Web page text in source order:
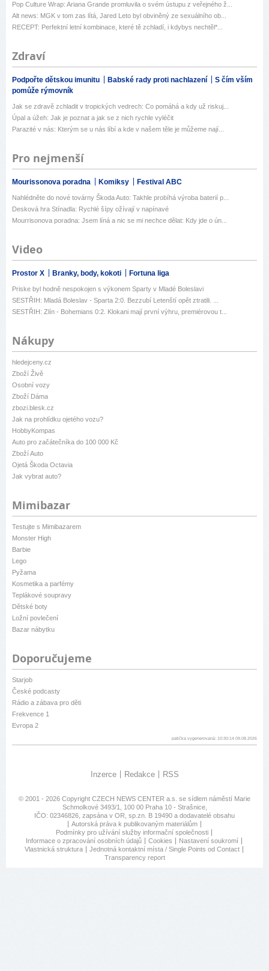
Pop Culture Wrap: Ariana Grande promluvila o svém ústupu z veřejného ž...
Alt news: MGK v tom zas lítá, Jared Leto byl obviněný ze sexuálního ob...
RECEPT: Perfektní letní kombinace, které tě zchladí, i kdybys nechtěl*...
Zdraví
Podpořte dětskou imunitu Babské rady proti nachlazení
S čím vším
pomůže rýmovník
Jak se zdravě zchladit v tropických vedrech: Co pomáhá a kdy už riskuj...
Úpal a úžeh: Jak je poznat a jak se z nich rychle vyléčit
Parazité v nás: Kterým se u nás líbí a kde v našem těle je můžeme nají...
Pro nejmenší
Mourissonova poradna Komiksy Festival ABC
Nahlédněte do nové továrny Škoda Auto: Takhle probíhá výroba baterií p...
Desková hra Stínadla: Rychlé šípy ožívají v napínavé
Mourrisonova poradna: Jsem líná a nic se mi nechce dělat: Kdy jde o ún...
Video
Prostor X Branky, body, kokoti Fortuna liga
Priske byl hodně nespokojen s výkonem Sparty v Mladé Boleslavi
SESTŘIH: Mladá Boleslav - Sparta 2:0. Bezzubí Letenští opět ztratili. ...
SESTŘIH: Zlín - Bohemians 0:2. Klokani mají první výhru, premiérovou t...
Nákupy
hledejceny.cz
Zboží Živě
Osobní vozy
Zboží Dáma
zbozi.blesk.cz
Jak na prohlídku ojetého vozu?
HobbyKompas
Auto pro začátečníka do 100 000 Kč
Zboží Auto
Ojetá Škoda Octavia
Jak vybrat auto?
Mimibazar
Testujte s Mimibazarem
Monster High
Barbie
Lego
Pyžama
Kosmetika a parfémy
Teplákové soupravy
Dětské boty
Ložní povlečení
Bazar nábytku
Doporučujeme
Starjob
České podcasty
Rádio a zábava pro děti
Frekvence 1
Evropa 2
patička vygenerovaná: 10:30:14 09.08.2026
Inzerce Redakce RSS
© 2001 - 2026 Copyright CZECH NEWS CENTER a.s. se sídlem náměstí Marie
Schmolkové 3493/1, 100 00 Praha 10 - Strašnice,
IČO: 02346826, zapsána v OR, sp.zn. B 19490 a dodavatelé obsahu
Autorská práva k publikovaným materiálům
Podmínky pro užívání služby informační společnosti
Informace o zpracování osobních údajů
Cookies
Nastavení soukromí
Vlastnická struktura
Jednotná kontaktní místa / Single Points od Contact
Transparency report